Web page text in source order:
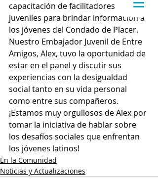
capacitación de facilitadores
juveniles para brindar información a
los jóvenes del Condado de Placer.
Nuestro Embajador Juvenil de Entre
Amigos, Alex, tuvo la oportunidad de
estar en el panel y discutir sus
experiencias con la desigualdad
social tanto en su vida personal
como entre sus compañeros.
¡Estamos muy orgullosos de Alex por
tomar la iniciativa de hablar sobre
los desafíos sociales que enfrentan
los jóvenes latinos!
En la Comunidad
Noticias y Actualizaciones